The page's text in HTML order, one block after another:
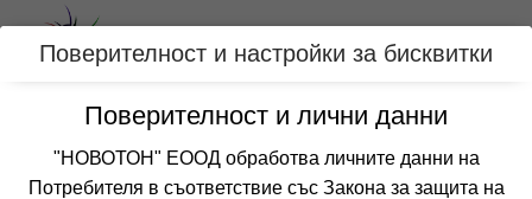
Вход
Категории
Поверителност и настройки за бисквитки
Поверителност и лични данни
"НОВОТОН" ЕООД обработва личните данни на
Потребителя в съответствие със Закона за защита на